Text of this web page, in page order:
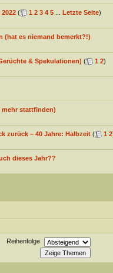
( 1 2 3 4 5... Letzte Seite)
(hat es niemand bemerkt?!)
& Spekulationen) ( 1 2)
mehr stattfinden)
zurück – 40 Jahre: Halbzeit ( 1 2
dieses Jahr??
Reihenfolge